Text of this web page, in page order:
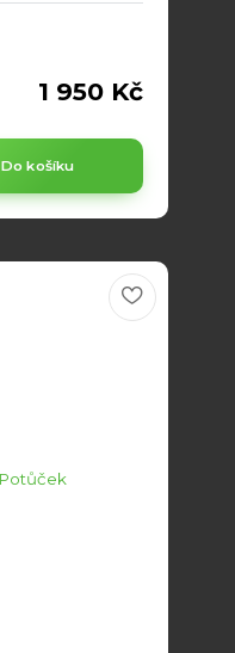
1 950 Kč
Do košíku